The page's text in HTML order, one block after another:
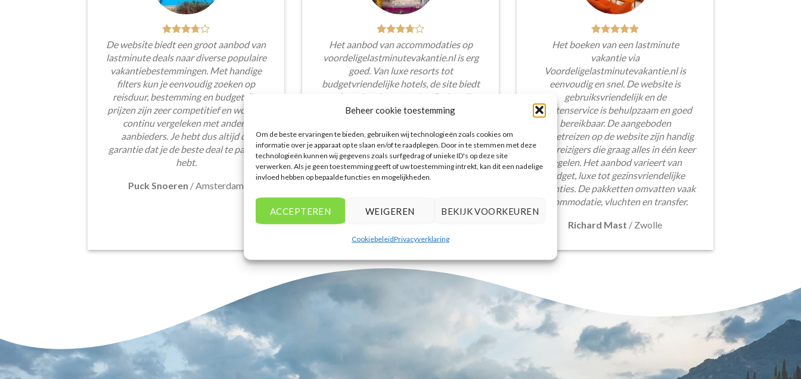
Beheer cookie toestemming
Om de beste ervaringen te bieden, gebruiken wij technologieën zoals cookies om
informatie over je apparaat op te slaan en/of te raadplegen. Door in te stemmen met deze
technologieën kunnen wij gegevens zoals surfgedrag of unieke ID's op deze site
verwerken. Als je geen toestemming geeft of uw toestemming intrekt, kan dit een nadelige
invloed hebben op bepaalde functies en mogelijkheden.
ACCEPTEREN WEIGEREN BEKIJK VOORKEUREN
CookiebeleidPrivacyverklaring
De website biedt een groot aanbod van
lastminute deals naar diverse populaire
vakantiebestemmingen. Met handige
filters kun je eenvoudig zoeken op
reisduur, bestemming en budget. De
prijzen zijn zeer competitief en worden
continu vergeleken met andere
aanbieders. Je hebt dus altijd de
garantie dat je de beste deal te pakken
hebt.
Puck Snoeren / Amsterdam
Het aanbod van accommodaties op
voordeligelastminutevakantie.nl is erg
goed. Van luxe resorts tot
budgetvriendelijke hotels, de site biedt
een breed scala aan opties. De handige
zoekfilters maakten het eenvoudig om
aansluiten bij mijn voorkeuren en
budget.
Tim Beukers/Tilburg
Het boeken van een lastminute
vakantie via
Voordeligelastminutevakantie.nl is
eenvoudig en snel. De website is
gebruiksvriendelijk en de
klantenservice is behulpzaam en goed
bereikbaar. De aangeboden
pakketreizen op de website zijn handig
voor reizigers die graag alles in één keer
regelen. Het aanbod varieert van
budget, luxe tot gezinsvriendelijke
vakanties. De pakketten omvatten vaak
accommodatie, vluchten en transfer.
Richard Mast / Zwolle